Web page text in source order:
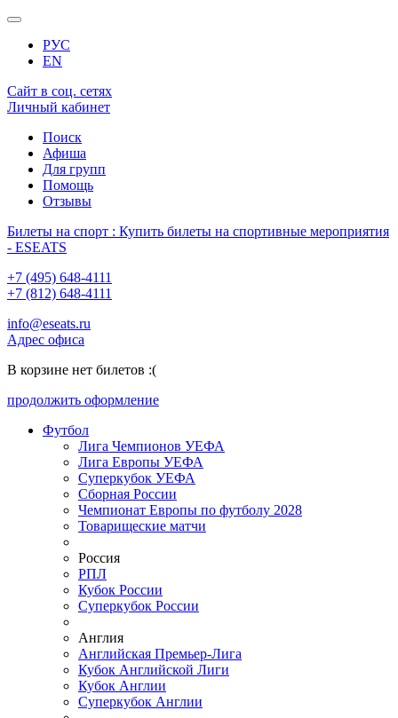
РУС
EN
Сайт в соц. сетях
Личный кабинет
Поиск
Афиша
Для групп
Помощь
Отзывы
Билеты на спорт : Купить билеты на спортивные мероприятия
- ESEATS
+7 (495) 648-4111
+7 (812) 648-4111
info@eseats.ru
Адрес офиса
В корзине нет билетов :(
продолжить оформление
Футбол
Лига Чемпионов УЕФА
Лига Европы УЕФА
Суперкубок УЕФА
Сборная России
Чемпионат Европы по футболу 2028
Товарищеские матчи
Россия
РПЛ
Кубок России
Суперкубок России
Англия
Английская Премьер-Лига
Кубок Английской Лиги
Кубок Англии
Суперкубок Англии